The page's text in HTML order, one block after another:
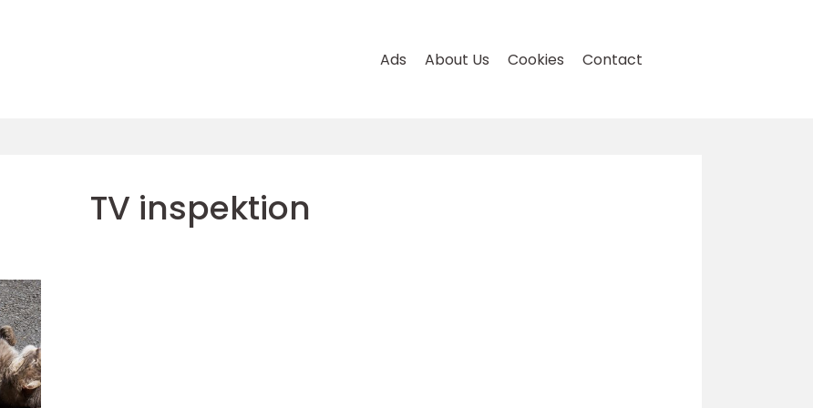
Ads About Us Cookies Contact
TV inspektion